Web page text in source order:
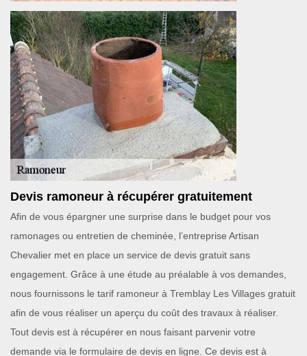
Devis ramoneur à récupérer gratuitement
Afin de vous épargner une surprise dans le budget pour vos
ramonages ou entretien de cheminée, l’entreprise Artisan
Chevalier met en place un service de devis gratuit sans
engagement. Grâce à une étude au préalable à vos demandes,
nous fournissons le tarif ramoneur à Tremblay Les Villages gratuit
afin de vous réaliser un aperçu du coût des travaux à réaliser.
Tout devis est à récupérer en nous faisant parvenir votre
demande via le formulaire de devis en ligne. Ce devis est à